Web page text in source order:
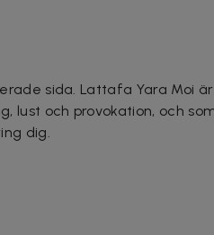
sida. Lattafa Yara Moi är
lust och provokation, och
dig.